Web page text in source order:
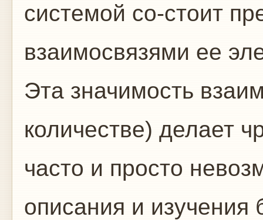
системой со-стоит
взаимосвязями ее
Эта значимость
количестве) делает
часто и просто
описания и изучения